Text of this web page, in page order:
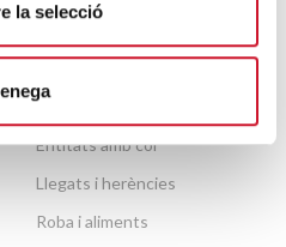
la selecció
COL·LABORA
Fes voluntariat
Entitats amb cor
Llegats i herències
Roba i aliments